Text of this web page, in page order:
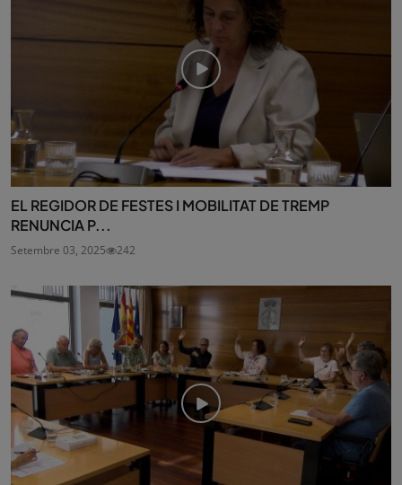
EL REGIDOR DE FESTES I MOBILITAT DE TREMP
RENUNCIA P...
Setembre 03, 2025 242